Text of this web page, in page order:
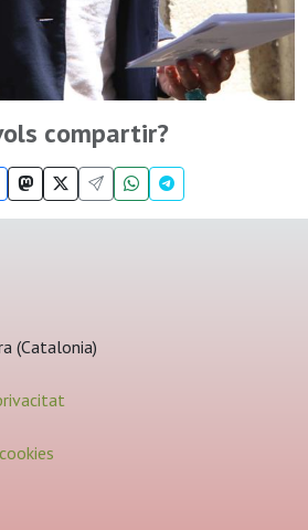
compartir?
(Catalonia)